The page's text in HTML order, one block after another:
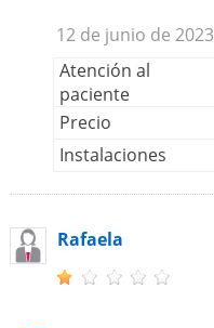
12 de junio de 2023
Atención al
paciente
Precio
Instalaciones
Rafaela